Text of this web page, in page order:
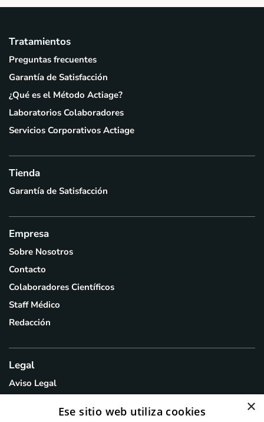
Tratamientos
Preguntas frecuentes
Garantía de Satisfacción
¿Qué es el Método Actiage?
Laboratorios Colaboradores
Servicios Corporativos Actiage
Tienda
Garantía de Satisfacción
Empresa
Sobre Nosotros
Contacto
Colaboradores Científicos
Staff Médico
Redacción
Legal
Aviso Legal
Política de Cookies
×
Ese sitio web utiliza cookies